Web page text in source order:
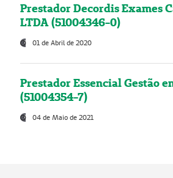
Prestador Decordis Exames
LTDA (51004346-0)
01 de Abril de 2020
Prestador Essencial Gestão
(51004354-7)
04 de Maio de 2021